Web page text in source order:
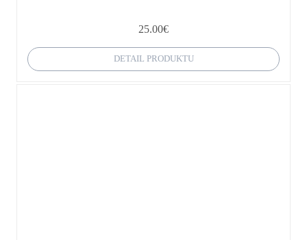
25.00€
DETAIL PRODUKTU